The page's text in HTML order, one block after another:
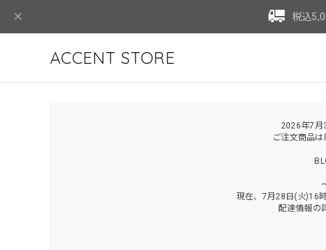
税込
ACCENT STORE
2026年7月
ご注文商品
現在、7月28日(火)16
配達情報の